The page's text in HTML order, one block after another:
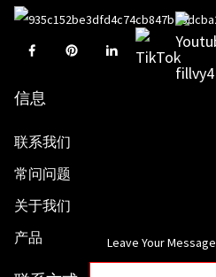
信息
联系我们
常问问题
关于我们
产品
Leave Your Message